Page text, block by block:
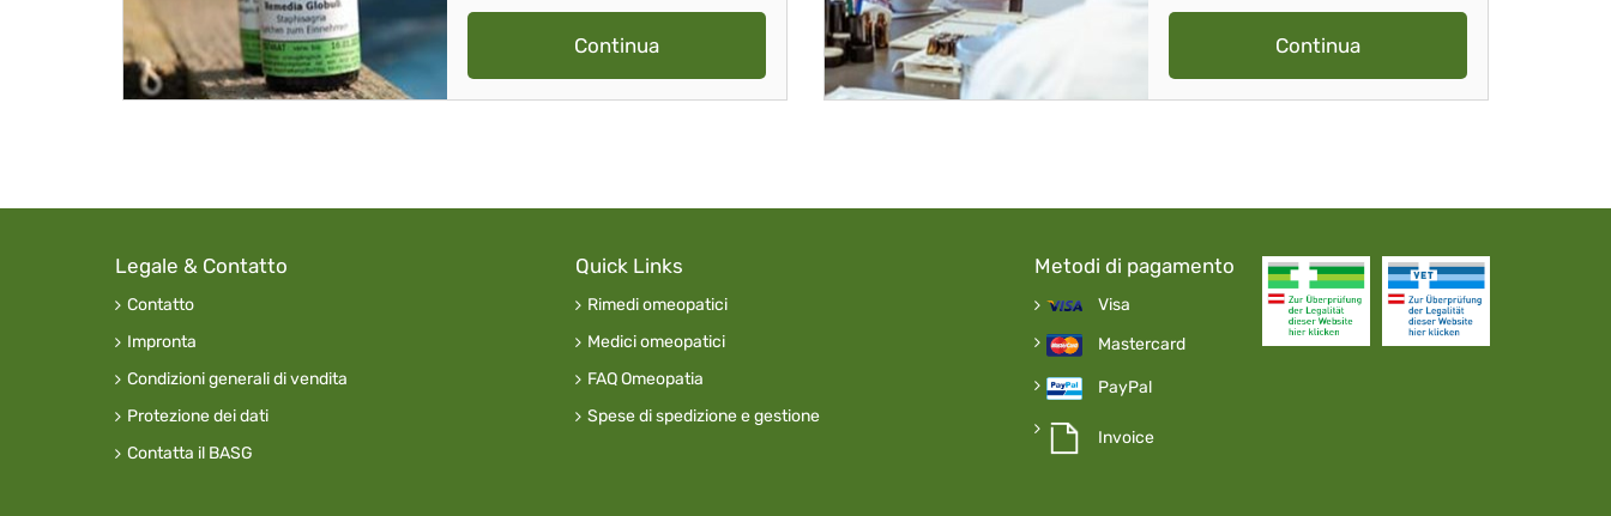
Continua Continua
Legale & Contatto
Contatto
Impronta
Condizioni generali di vendita
Protezione dei dati
Contatta il BASG
Quick Links
Rimedi omeopatici
Medici omeopatici
FAQ Omeopatia
Spese di spedizione e gestione
Metodi di pagamento
Visa
Mastercard
PayPal
Invoice